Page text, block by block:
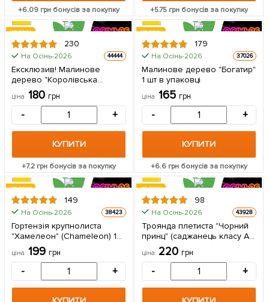
+6.09 грн бонусів за покупку +5.75 грн бонусів за покупку
ХІТ РОКУ
230
На Осінь-2026 44444
Ексклюзив! Малинове
дерево "Королівська
влада" (преміальний сорт) 1
шт в упаковці
ціна 180грн
- +
КУПИТИ
+7.2 грн бонусів за покупку
ХІТ РОКУ
179
На Осінь-2026 37026
Малинове дерево "Богатир"
1 шт в упаковці
ціна 165 грн
- +
КУПИТИ
+6.6 грн бонусів за покупку
ХІТ РОКУ
149
На Осінь-2026 38423
Гортензія крупнолиста
"Хамелеон" (Chameleon) 1
саджанець в упаковці
ціна 199грн
- +
ХІТ РОКУ
98
На Осінь-2026 43928
Троянда плетиста "Чорний
принц" (саджанець класу АА
+) вищий сорт 1 шт в
упаковці
ціна 220 грн
- +